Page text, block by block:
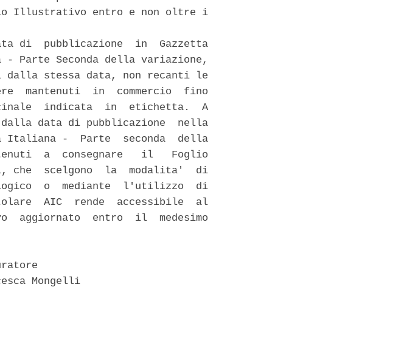
Illustrativo entro e non oltre i
di  pubblicazione  in  Gazzetta
Parte Seconda della variazione,
stessa data, non recanti le
mantenuti  in  commercio  fino
indicata  in  etichetta.  A
data di pubblicazione  nella
Italiana -  Parte  seconda  della
a  consegnare   il   Foglio
che  scelgono  la  modalita'  di
o  mediante  l'utilizzo  di
AIC  rende  accessibile  al
entro  il  medesimo
Mongelli